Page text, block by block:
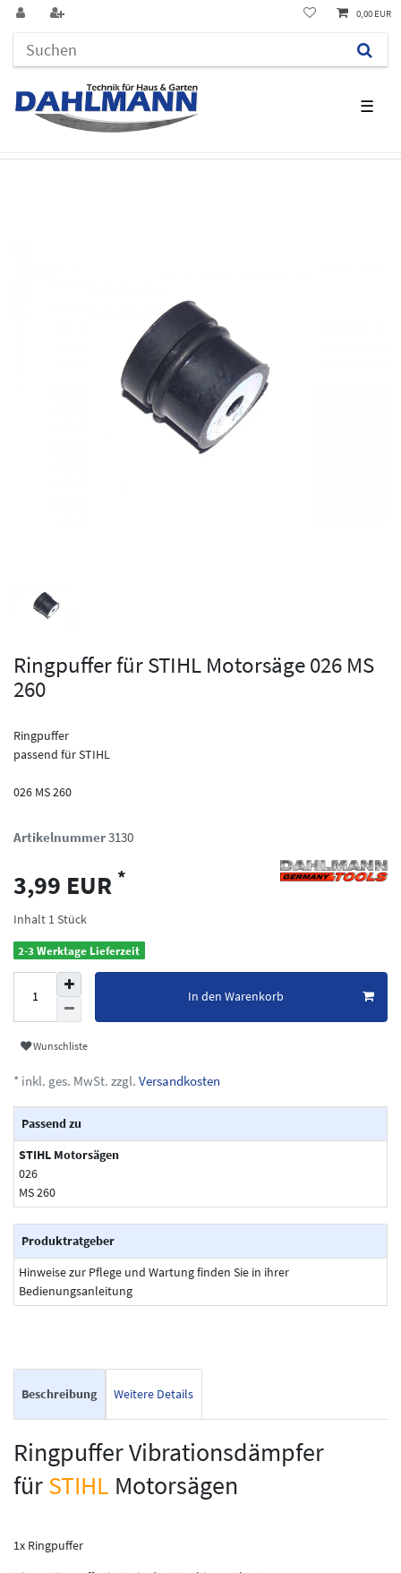
☰
0,00 EUR
Ringpuffer für STIHL Motorsäge 026 MS
260
Ringpuffer
passend für STIHL
026 MS 260
Artikelnummer3130
3,99 EUR *
Inhalt 1 Stück
2-3 Werktage Lieferzeit
In den Warenkorb
Wunschliste
* inkl. ges. MwSt. zzgl. Versandkosten
Passend zu
STIHL Motorsägen
026
MS 260
Produktratgeber
Hinweise zur Pflege und Wartung finden Sie in ihrer
Bedienungsanleitung
Beschreibung Weitere Details
Ringpuffer Vibrationsdämpfer
fürSTIHL Motorsägen
1x Ringpuffer